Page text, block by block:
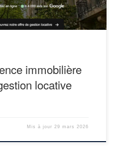
immobilière
locative
Mis à jour 29 mars 2026